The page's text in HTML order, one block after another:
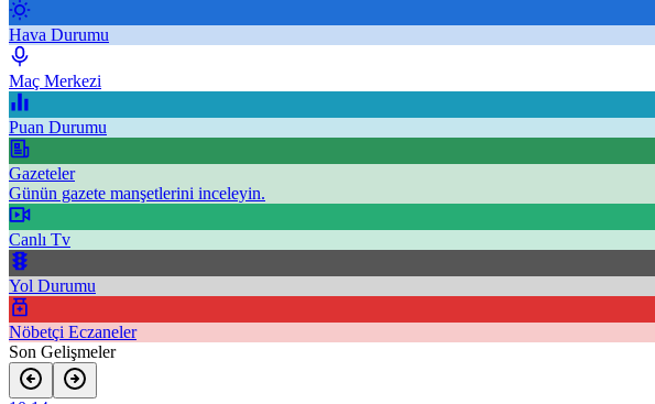
Hava Durumu
Maç Merkezi
Puan Durumu
Gazeteler
Günün gazete manşetlerini inceleyin.
Canlı Tv
Yol Durumu
Nöbetçi Eczaneler
Son Gelişmeler